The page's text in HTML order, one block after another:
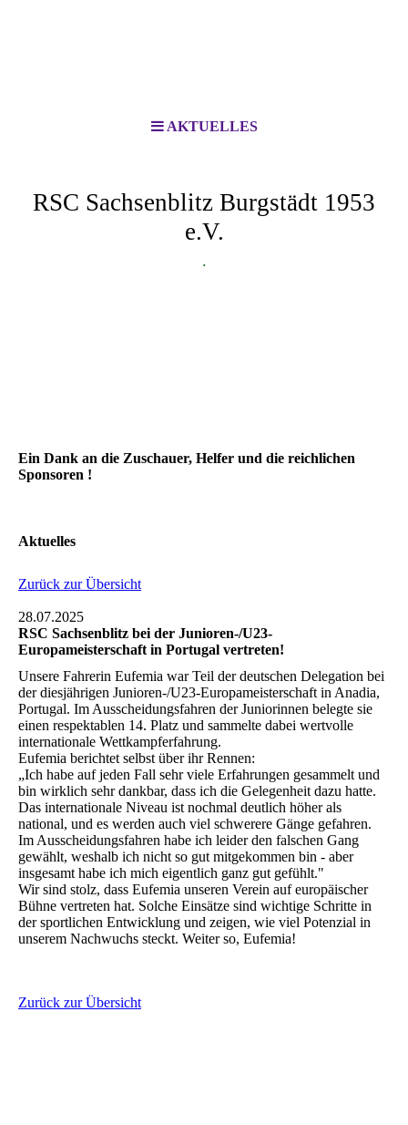
AKTUELLES
RSC Sachsenblitz Burgstädt 1953
e.V.
.
Ein Dank an die Zuschauer, Helfer und die reichlichen
Sponsoren !
Aktuelles
Zurück zur Übersicht
28.07.2025
RSC Sachsenblitz bei der Junioren-/U23-
Europameisterschaft in Portugal vertreten!
Unsere Fahrerin Eufemia war Teil der deutschen Delegation bei
der diesjährigen Junioren-/U23-Europameisterschaft in Anadia,
Portugal. Im Ausscheidungsfahren der Juniorinnen belegte sie
einen respektablen 14. Platz und sammelte dabei wertvolle
internationale Wettkampferfahrung.
Eufemia berichtet selbst über ihr Rennen:
„Ich habe auf jeden Fall sehr viele Erfahrungen gesammelt und
bin wirklich sehr dankbar, dass ich die Gelegenheit dazu hatte.
Das internationale Niveau ist nochmal deutlich höher als
national, und es werden auch viel schwerere Gänge gefahren.
Im Ausscheidungsfahren habe ich leider den falschen Gang
gewählt, weshalb ich nicht so gut mitgekommen bin - aber
insgesamt habe ich mich eigentlich ganz gut gefühlt."
Wir sind stolz, dass Eufemia unseren Verein auf europäischer
Bühne vertreten hat. Solche Einsätze sind wichtige Schritte in
der sportlichen Entwicklung und zeigen, wie viel Potenzial in
unserem Nachwuchs steckt. Weiter so, Eufemia!
Zurück zur Übersicht